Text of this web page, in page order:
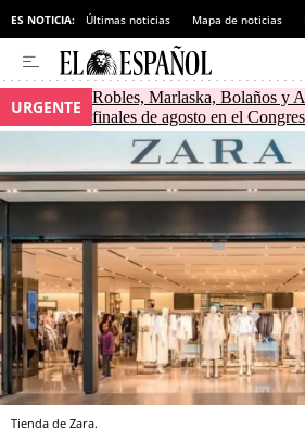
ES NOTICIA: Últimas noticias Mapa de noticias
URGENTE
Robles, Marlaska, Bolaños y
finales de agosto en el
Tienda de Zara.